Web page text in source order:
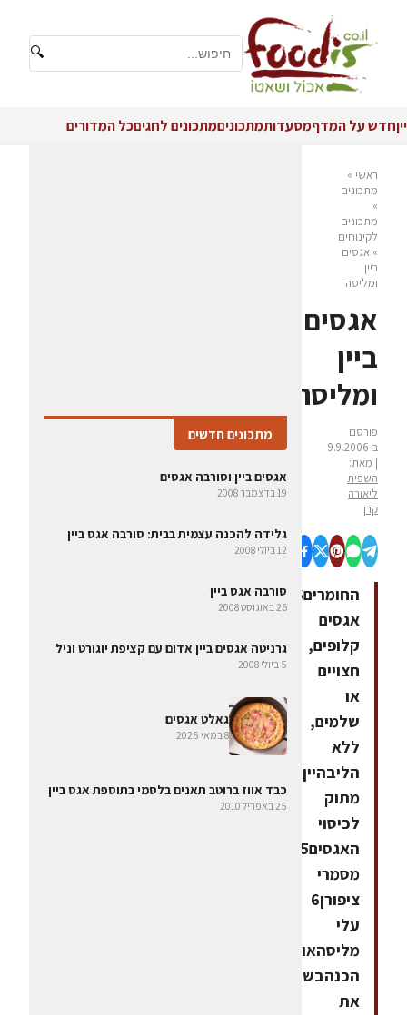
🔍
ייןחדש על המדףמסעדותמתכוניםמתכונים לחגיםכל המדורים
ראשי »
מתכונים
»
מתכונים
לקינוחים
» אגסים
ביין
ומליסה
אגסים
ביין
ומליסה
פורסם
ב-9.9.2006
| מאת:
השפית
ליאורה
קרן
החומרים6
אגסים
קלופים,
חצויים
או
שלמים,
ללא
הליבהיין
מתוק
לכיסוי
האגסים5
מסמרי
ציפורן6
עלי
מליסהאופן
הכנהבשלו
את
מתכונים חדשים
אגסים ביין וסורבה אגסים
19 בדצמבר 2008
גלידה להכנה עצמית בבית: סורבה אגס ביין
12 ביולי 2008
סורבה אגס ביין
26 באוגוסט 2008
גרניטה אגסים ביין אדום עם קציפת יוגורט וניל
5 ביולי 2008
גאלט אגסים
8 במאי 2025
כבד אווז ברוטב תאנים בלסמי בתוספת אגס ביין
25 באפריל 2010